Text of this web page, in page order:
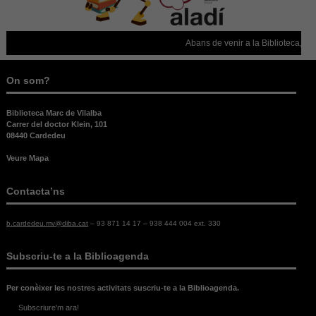
Abans de venir a la Biblioteca,
On som?
Biblioteca Marc de Vilalba
Carrer del doctor Klein, 101
08440 Cardedeu
Veure Mapa
Contacta’ns
b.cardedeu.mv@diba.cat– 93 871 14 17 – 938 444 004 ext. 330
Subscriu-te a la Biblioagenda
Per conèixer les nostres activitats suscriu-te a la Biblioagenda.
Subscriure'm ara!
aquestes
cookies,
alguna
desapareixerà